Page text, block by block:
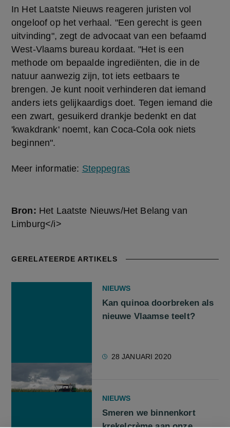
In Het Laatste Nieuws reageren juristen vol
ongeloof op het verhaal. "Een gerecht is geen
uitvinding", zegt de advocaat van een befaamd
West-Vlaams bureau kordaat. "Het is een
methode om bepaalde ingrediënten, die in de
natuur aanwezig zijn, tot iets eetbaars te
brengen. Je kunt nooit verhinderen dat iemand
anders iets gelijkaardigs doet. Tegen iemand die
een zwart, gesuikerd drankje bedenkt en dat
'kwakdrank' noemt, kan Coca-Cola ook niets
beginnen".
Meer informatie: Steppegras
Bron: Het Laatste Nieuws/Het Belang van
Limburg</i>
GERELATEERDE ARTIKELS
NIEUWS
Kan quinoa doorbreken als
nieuwe Vlaamse teelt?
28 JANUARI 2020
NIEUWS
Smeren we binnenkort
krekelcrème aan onze